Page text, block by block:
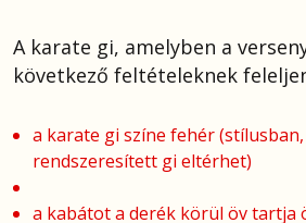
A karate gi, amelyben a
következő feltételeknek
a karate gi színe fehér
rendszeresített gi eltérhet)
a kabátot a derék körül öv tartja